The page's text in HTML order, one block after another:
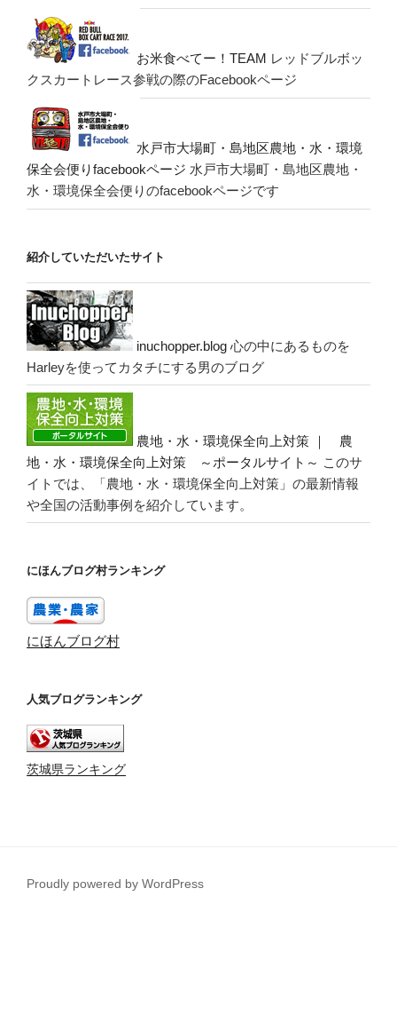
お米食べてー！TEAM レッドブルボッ
クスカートレース参戦の際のFacebookページ
水戸市大場町・島地区農地・水・環境
保全会便りfacebookページ 水戸市大場町・島地区農地・
水・環境保全会便りのfacebookページです
紹介していただいたサイト
inuchopper.blog 心の中にあるものを
Harleyを使ってカタチにする男のブログ
農地・水・環境保全向上対策 ｜ 農
地・水・環境保全向上対策 ～ポータルサイト～ このサ
イトでは、「農地・水・環境保全向上対策」の最新情報
や全国の活動事例を紹介しています。
にほんブログ村ランキング
にほんブログ村
人気ブログランキング
茨城県ランキング
Proudly powered by WordPress